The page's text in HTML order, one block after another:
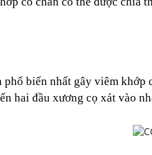
biến nhất gây viêm
hai đầu xương cọ xát vào